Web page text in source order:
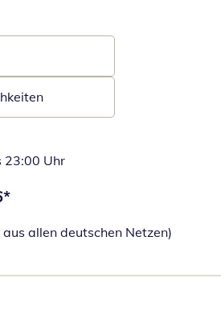
23:00 Uhr
*
allen deutschen Netzen)